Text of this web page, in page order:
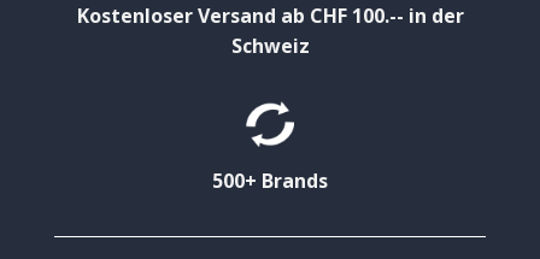
Kostenloser Versand ab CHF 100.-- in der
Schweiz
500+ Brands